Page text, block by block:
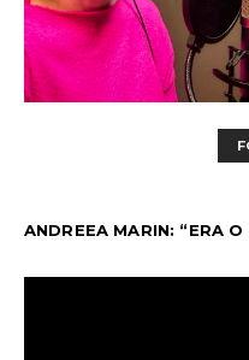
ANDREEA MARIN: “ERA